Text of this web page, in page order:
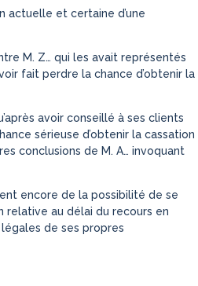
actuelle et certaine d’une
M. Z… qui les avait représentés
fait perdre la chance d’obtenir la
avoir conseillé à ses clients
sérieuse d’obtenir la cassation
conclusions de M. A… invoquant
encore de la possibilité de se
relative au délai du recours en
légales de ses propres